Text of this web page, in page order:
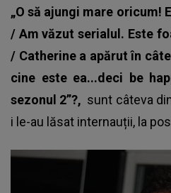
„O să ajungi mare oricum!
/ Am văzut serialul. Este
/ Catherine a apărut în
cine este ea...deci be
sezonul 2”?, sunt câteva
i le-au lăsat internauții, la